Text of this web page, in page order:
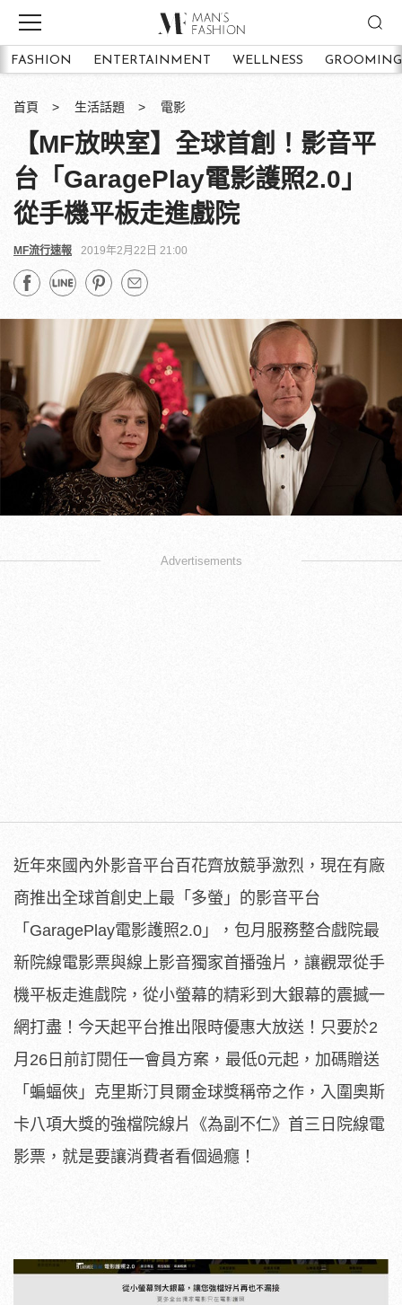
FASHION ENTERTAINMENT WELLNESS GROOMING
首頁 生活話題 電影
【MF放映室】全球首創！影音平
台「GaragePlay電影護照2.0」
從手機平板走進戲院
MF流行速報 2019年2月22日 21:00
Advertisements
近年來國內外影音平台百花齊放競爭激烈，現在有廠
商推出全球首創史上最「多螢」的影音平台
「GaragePlay電影護照2.0」，包月服務整合戲院最
新院線電影票與線上影音獨家首播強片，讓觀眾從手
機平板走進戲院，從小螢幕的精彩到大銀幕的震撼一
網打盡！今天起平台推出限時優惠大放送！只要於2
月26日前訂閱任一會員方案，最低0元起，加碼贈送
「蝙蝠俠」克里斯汀貝爾金球獎稱帝之作，入圍奧斯
卡八項大獎的強檔院線片《為副不仁》首三日院線電
影票，就是要讓消費者看個過癮！